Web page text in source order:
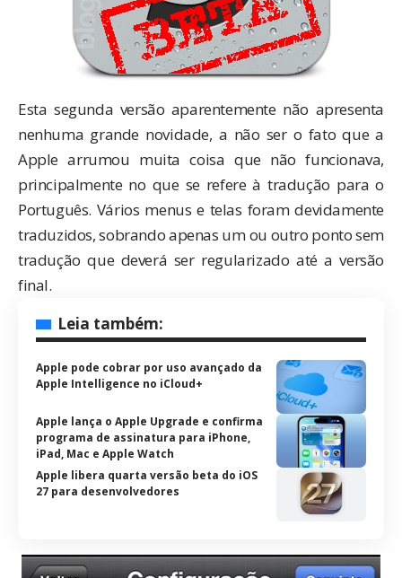
Esta segunda versão aparentemente não apresenta
nenhuma grande novidade, a não ser o fato que a
Apple arrumou muita coisa que não funcionava,
principalmente no que se refere à tradução para o
Português. Vários menus e telas foram devidamente
traduzidos, sobrando apenas um ou outro ponto sem
tradução que deverá ser regularizado até a versão
final.
Leia também:
Apple pode cobrar por uso avançado da
Apple Intelligence no iCloud+
Apple lança o Apple Upgrade e confirma
programa de assinatura para iPhone,
iPad, Mac e Apple Watch
Apple libera quarta versão beta do iOS
27 para desenvolvedores